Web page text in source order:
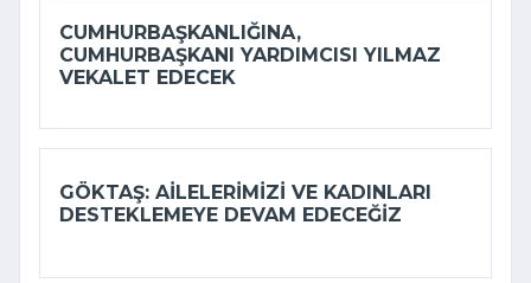
CUMHURBAŞKANLIĞINA,
CUMHURBAŞKANI YARDIMCISI YILMAZ
VEKALET EDECEK
GÖKTAŞ: AILELERIMIZI VE KADINLARI
DESTEKLEMEYE DEVAM EDECEĞIZ